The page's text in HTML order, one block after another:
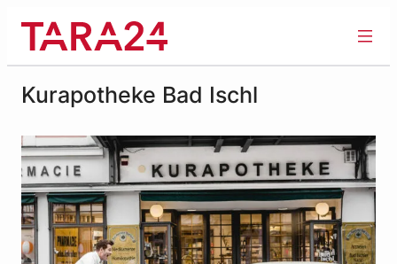
springen
Kurapotheke Bad Ischl